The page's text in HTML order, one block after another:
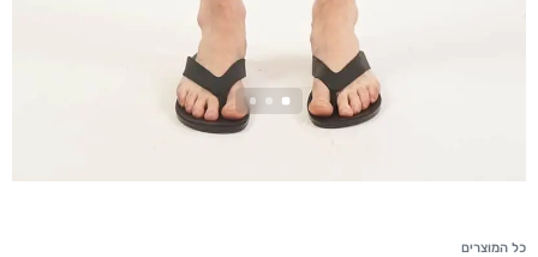
כל המוצרים